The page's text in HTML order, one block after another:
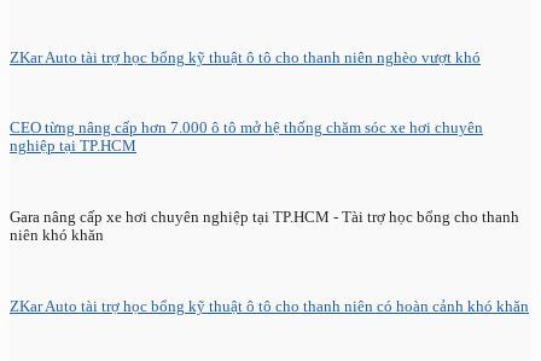
ZKar Auto tài trợ học bổng kỹ thuật ô tô cho thanh niên nghèo vượt khó
CEO từng nâng cấp hơn 7.000 ô tô mở hệ thống chăm sóc xe hơi chuyên
nghiệp tại TP.HCM
Gara nâng cấp xe hơi chuyên nghiệp tại TP.HCM - Tài trợ học bổng cho thanh
niên khó khăn
ZKar Auto tài trợ học bổng kỹ thuật ô tô cho thanh niên có hoàn cảnh khó khăn